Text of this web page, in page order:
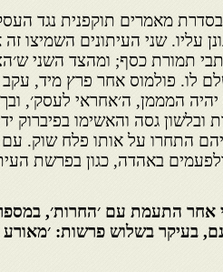
מאמרים תוקפנית נגד
עליו. שני העיתונים השמיצו
תמורת כסף; ומהצד השני
לו. פולמוס אחר פרץ מיד,
יהיה המממן, ה׳אחראי לעסק׳,
ובלשון גסה והאשימו בפיברוק
התחרו על אותו פלח שוק.
באהדה, כגון בפרשת
אחר התעמת עם ׳החרות׳,
בעיקר בשלוש פרשות: ׳מאורע